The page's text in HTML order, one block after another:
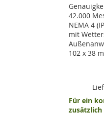
42.000
NEMA 4
mit
102 x 38
Für ein